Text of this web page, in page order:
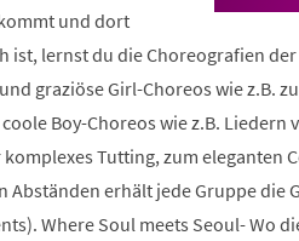
und dort
lernst du die Choreografien
graziöse Girl-Choreos wie z.B.
Boy-Choreos wie z.B. Liedern
Tutting, zum eleganten
Abständen erhält jede Gruppe die
Where Soul meets Seoul- Wo